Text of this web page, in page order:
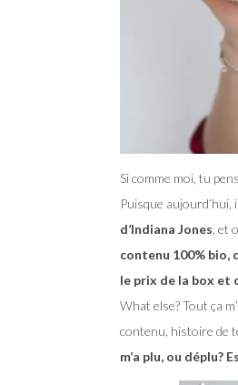
Si comme moi, tu
Puisque aujourd’hui,
d’Indiana Jones , et
contenu 100% bio,
le prix de la box et
What else? Tout ça
contenu, histoire de
m’a plu, ou déplu?